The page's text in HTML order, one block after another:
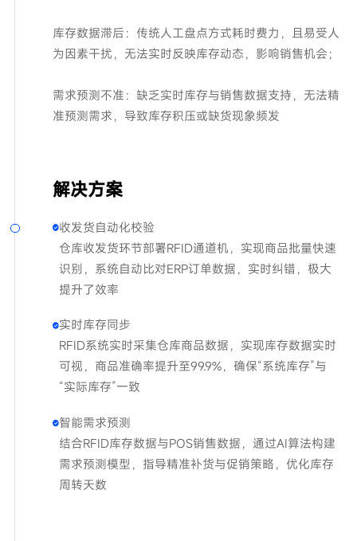
库存数据滞后：传统人工盘点方式耗时费力，且易受人
为因素干扰，无法实时反映库存动态，影响销售机会；
需求预测不准：缺乏实时库存与销售数据支持，无法精
准预测需求，导致库存积压或缺货现象频发
解决方案
收发货自动化校验
仓库收发货环节部署RFID通道机，实现商品批量快速
识别，系统自动比对ERP订单数据，实时纠错，极大
提升了效率
实时库存同步
RFID系统实时采集仓库商品数据，实现库存数据实时
可视，商品准确率提升至99.9%，确保“系统库存”与
“实际库存”一致
智能需求预测
结合RFID库存数据与POS销售数据，通过AI算法构建
需求预测模型，指导精准补货与促销策略，优化库存
周转天数